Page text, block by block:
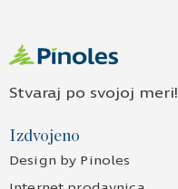
Stvaraj po svojoj meri!
Izdvojeno
Design by Pinoles